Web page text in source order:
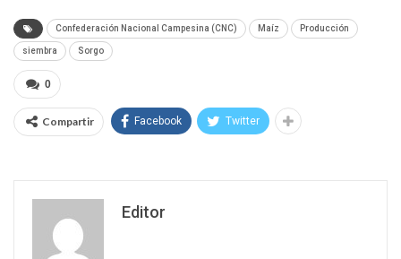
Confederación Nacional Campesina (CNC) Maíz Producción
siembra Sorgo
0
Compartir Facebook Twitter
Editor